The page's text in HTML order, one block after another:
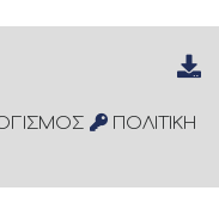
ΠΟΛΙΤΙΚΗ